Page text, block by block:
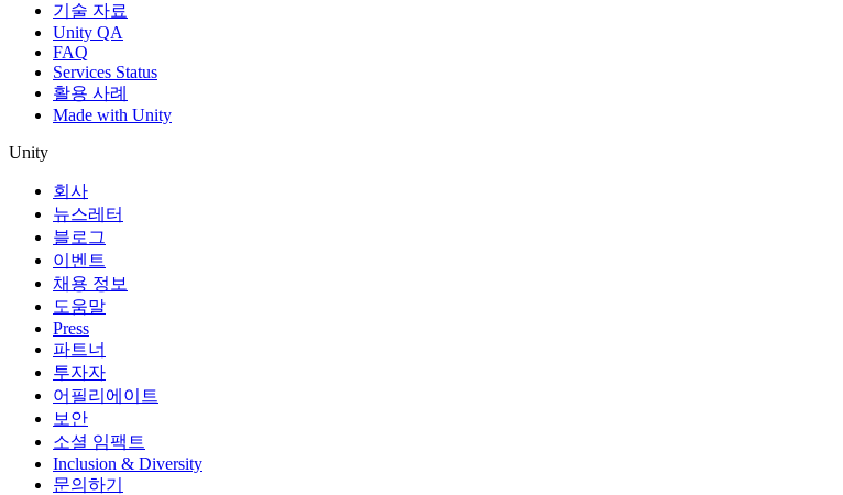
기술 자료
Unity QA
FAQ
Services Status
활용 사례
Made with Unity
Unity
회사
뉴스레터
블로그
이벤트
채용 정보
도움말
Press
파트너
투자자
어필리에이트
보안
소셜 임팩트
Inclusion & Diversity
문의하기